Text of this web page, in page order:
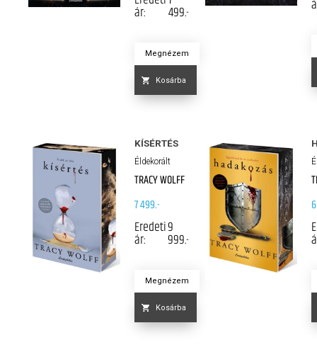
ár: 499.-
Megnézem
Kosárba
KÍSÉRTÉS
Éldekorált
TRACY WOLFF
7 499.-
Eredeti
ár:
9
999.-
Megnézem
Kosárba